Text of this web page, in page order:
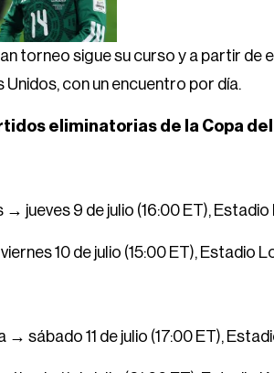
torneo sigue su curso y a partir
con un encuentro por día.
eliminatorias de la Copa
→ jueves 9 de julio (16:00 ET),
10 de julio (15:00 ET), Estadio
→ sábado 11 de julio (17:00 ET),